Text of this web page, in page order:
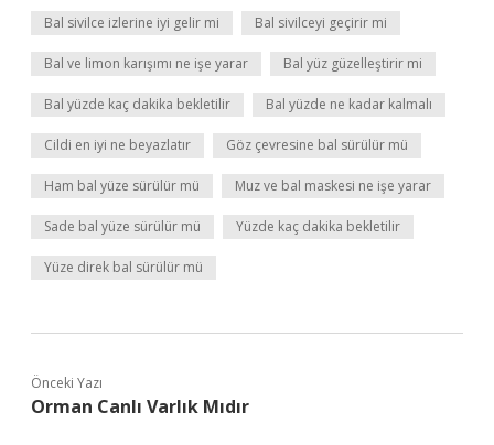
Bal sivilce izlerine iyi gelir mi Bal sivilceyi geçirir mi
Bal ve limon karışımı ne işe yarar Bal yüz güzelleştirir mi
Bal yüzde kaç dakika bekletilir Bal yüzde ne kadar kalmalı
Cildi en iyi ne beyazlatır Göz çevresine bal sürülür mü
Ham bal yüze sürülür mü Muz ve bal maskesi ne işe yarar
Sade bal yüze sürülür mü Yüzde kaç dakika bekletilir
Yüze direk bal sürülür mü
Önceki Yazı
Orman Canlı Varlık Mıdır